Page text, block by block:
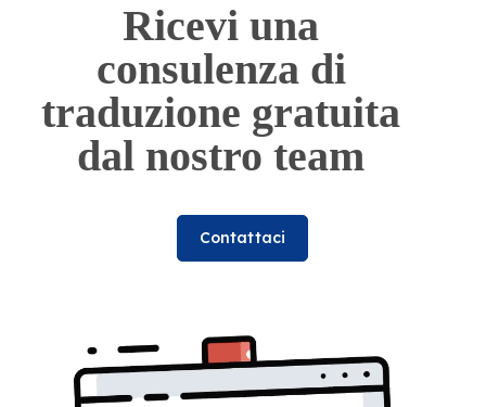
Ricevi una
consulenza di
traduzione gratuita
dal nostro team
Contattaci